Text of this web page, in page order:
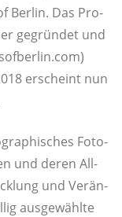
Ber­lin. Das Pro­
gegrün­det und
erscheint nun
Foto­
und deren All­
und Ver­än­
aus­ge­wähl­te